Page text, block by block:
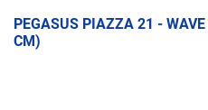
PEGASUS PIAZZA 21 -
CM)